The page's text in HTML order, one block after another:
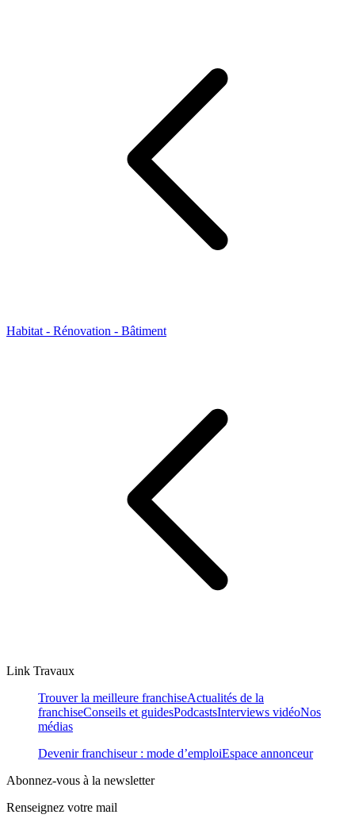
Habitat - Rénovation - Bâtiment
Link Travaux
Trouver la meilleure franchiseActualités de la
franchiseConseils et guidesPodcastsInterviews vidéoNos
médias
Devenir franchiseur : mode d’emploiEspace annonceur
Abonnez-vous à la newsletter
Renseignez votre mail